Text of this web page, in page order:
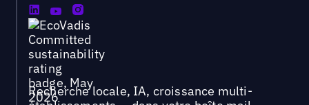
Recherche locale, IA, croissance multi-